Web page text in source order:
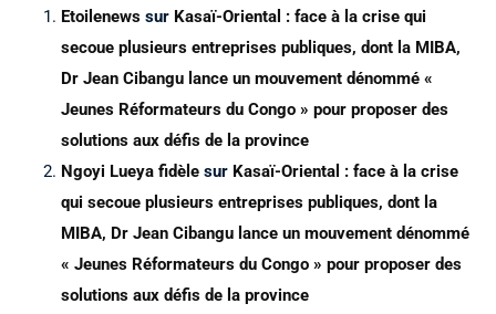
Etoilenews sur Kasaï-Oriental : face à la crise qui
secoue plusieurs entreprises publiques, dont la MIBA,
Dr Jean Cibangu lance un mouvement dénommé «
Jeunes Réformateurs du Congo » pour proposer des
solutions aux défis de la province
Ngoyi Lueya fidèle sur Kasaï-Oriental : face à la crise
qui secoue plusieurs entreprises publiques, dont la
MIBA, Dr Jean Cibangu lance un mouvement dénommé
« Jeunes Réformateurs du Congo » pour proposer des
solutions aux défis de la province